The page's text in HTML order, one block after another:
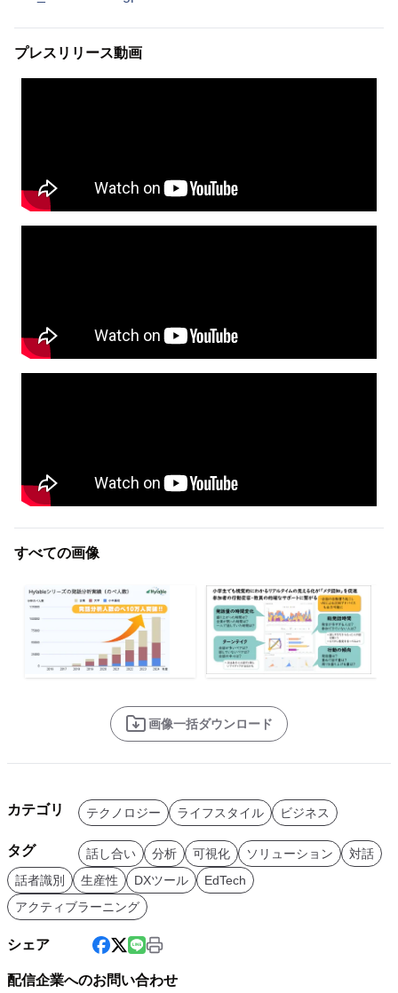
プレスリリース動画
すべての画像
画像一括ダウンロード
カテゴリ テクノロジー ライフスタイル ビジネス
タグ 話し合い 分析 可視化 ソリューション
対話
話者識別
生産性 DXツール
EdTech
アクティブラーニング
シェア
配信企業へのお問い合わせ